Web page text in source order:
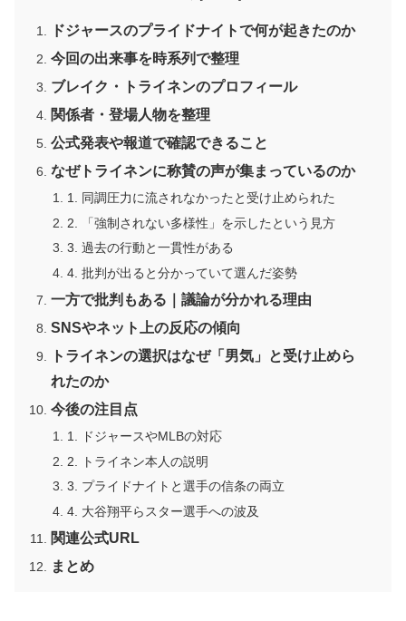
ドジャースのプライドナイトで何が起きたのか
今回の出来事を時系列で整理
ブレイク・トライネンのプロフィール
関係者・登場人物を整理
公式発表や報道で確認できること
なぜトライネンに称賛の声が集まっているのか
1. 同調圧力に流されなかったと受け止められた
2. 「強制されない多様性」を示したという見方
3. 過去の行動と一貫性がある
4. 批判が出ると分かっていて選んだ姿勢
一方で批判もある｜議論が分かれる理由
SNSやネット上の反応の傾向
トライネンの選択はなぜ「男気」と受け止めら
れたのか
今後の注目点
1. ドジャースやMLBの対応
2. トライネン本人の説明
3. プライドナイトと選手の信条の両立
4. 大谷翔平らスター選手への波及
関連公式URL
まとめ